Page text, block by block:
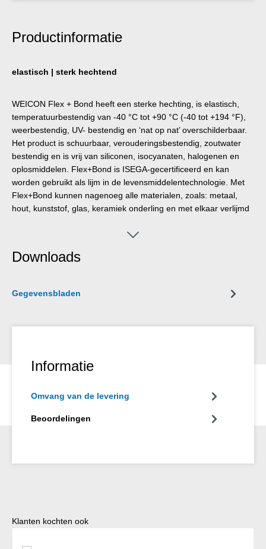
Productinformatie
elastisch | sterk hechtend
WEICON Flex + Bond heeft een sterke hechting, is elastisch,
temperatuurbestendig van -40 °C tot +90 °C (-40 tot +194 °F),
weerbestendig, UV- bestendig en ‘nat op nat’ overschilderbaar.
Het product is schuurbaar, verouderingsbestendig, zoutwater
bestendig en is vrij van siliconen, isocyanaten, halogenen en
oplosmiddelen. Flex+Bond is ISEGA-gecertificeerd en kan
worden gebruikt als lijm in de levensmiddelentechnologie. Met
Flex+Bond kunnen nagenoeg alle materialen, zoals: metaal,
hout, kunststof, glas, keramiek onderling en met elkaar verlijmd
Downloads
Gegevensbladen
Informatie
Omvang van de levering
Beoordelingen
Productgalerij overslaan
Klanten kochten ook